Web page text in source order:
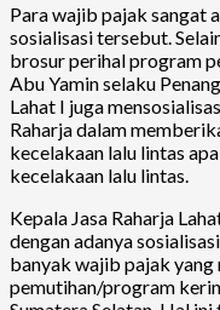
Para wajib pajak sangat
sosialisasi tersebut.
brosur perihal program
Abu Yamin selaku
Lahat I juga
Raharja dalam
kecelakaan lalu lintas
kecelakaan lalu lintas.
Kepala Jasa Raharja
dengan adanya
banyak wajib pajak
pemutihan/program